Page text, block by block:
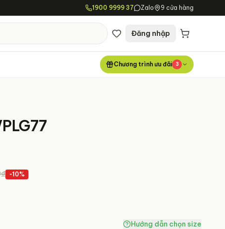
1900 9999 37 Zalo 9 cửa hàng
Đăng nhập
Chương trình ưu đãi 3
-10%
Hướng dẫn chọn size